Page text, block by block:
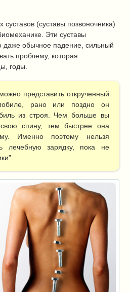
(суставы позвоночника)
Эти суставы
даже обычное падение, сильный
проблему, которая
годы.
представить открученный
рано или поздно он
из строя. Чем больше вы
свою спину, тем быстрее она
Именно поэтому нельзя
лечебную зарядку, пока не